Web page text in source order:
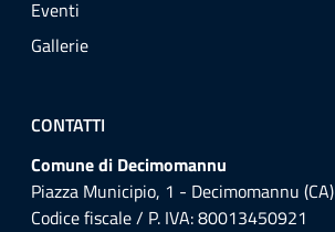
Eventi
Gallerie
CONTATTI
Comune di Decimomannu
Piazza Municipio, 1 - Decimomannu (CA)
Codice fiscale / P. IVA: 80013450921